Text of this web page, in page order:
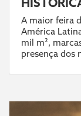
A maior feira
América
mil m²,
presença dos